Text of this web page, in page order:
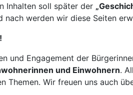
Inhalten soll später der
nach werden wir diese Seiten
und Engagement der
und Einwohnern.
Themen. Wir freuen uns auch